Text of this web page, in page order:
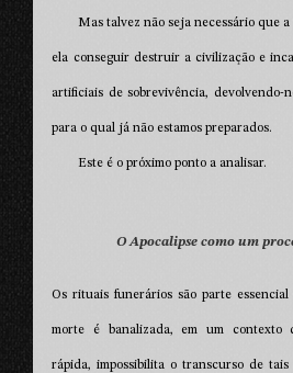
Mas talvez não seja necessário que a
ela conseguir destruir a civilização e
artificiais de sobrevivência, devolvendo-
para o qual já não estamos preparados.
Este é o próximo ponto a analisar.
O Apocalipse como um
Os rituais funerários são parte
morte é banalizada, em um contexto
rápida, impossibilita o transcurso de tais